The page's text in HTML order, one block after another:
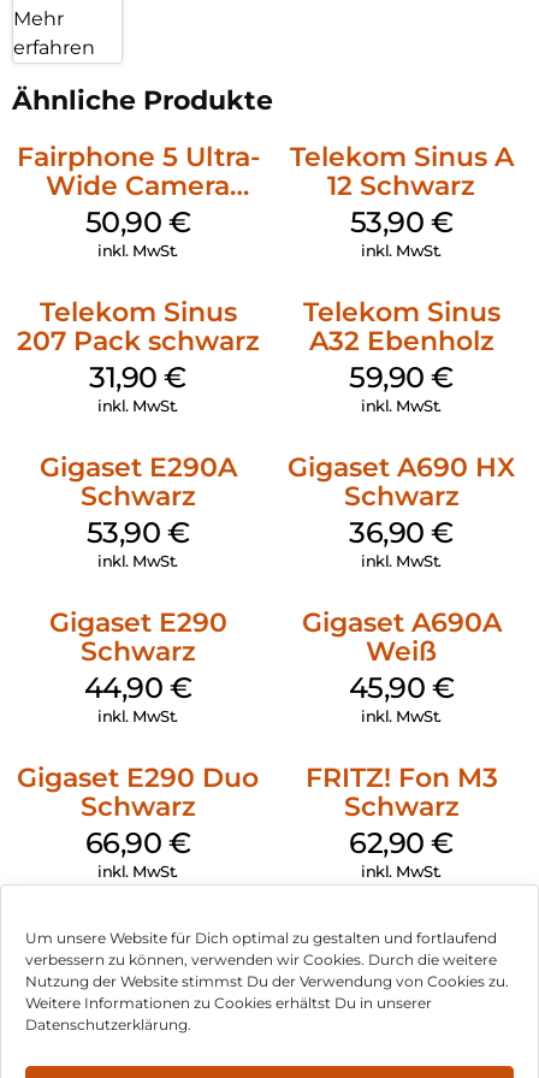
Um unsere Website für Dich optimal zu gestalten und fortlaufend
verbessern zu können, verwenden wir Cookies. Durch die weitere
Nutzung der Website stimmst Du der Verwendung von Cookies zu.
Weitere Informationen zu Cookies erhältst Du in unserer
Datenschutzerklärung.
Alle FRITZ!Box-Modelle mit integrierter DECT-Basisstation –
egal ob für DSL, Glasfaser, Kabel oder LTE – sind ideal für das
FRITZ!Fon X6 geeignet. Die FRITZ!Box stellt sämtliche
Datendienste und Komfortfunktionen für das FRITZ!Fon zur
Verfügung. Einstellungen können bequem über die
FRITZ!Box-Benutzeroberfläche vorgenommen werden. Alle
Sprach-, Audio- und Steuerdaten werden über den DECT-
Funk sicher verschlüsselt übertragen. Bei aktiviertem DECT
Eco Mode schalten die FRITZ!Box und die Handgeräte den
DECT-Funk im Standy-by-Betrieb vollständig ab.
Mehr
erfahren
Ähnliche Produkte
Fairphone 5 Ultra-
Wide Camera
Schwarz
50,90 €
inkl. MwSt.
Telekom Sinus A
12 Schwarz
53,90 €
inkl. MwSt.
Telekom Sinus
207 Pack schwarz
31,90€
inkl. MwSt.
Telekom Sinus
A32 Ebenholz
59,90€
inkl. MwSt.
Gigaset E290A
Schwarz
53,90 €
inkl. MwSt.
Gigaset A690 HX
Schwarz
36,90€
inkl. MwSt.
Gigaset E290
Schwarz
44,90 €
inkl. MwSt.
Gigaset A690A
Weiß
45,90 €
inkl. MwSt.
Gigaset E290 Duo
Schwarz
66,90 €
inkl. MwSt.
FRITZ! Fon M3
Schwarz
62,90€
inkl. MwSt.
Impressum